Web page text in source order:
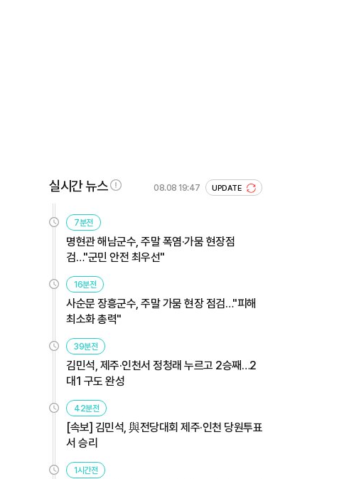
실시간 뉴스 08.08 19:47 UPDATE
7분전
명현관 해남군수, 주말 폭염·가뭄 현장점
검…"군민 안전 최우선"
16분전
사순문 장흥군수, 주말 가뭄 현장 점검…"피해
최소화 총력"
39분전
김민석, 제주·인천서 정청래 누르고 2승째…2
대1 구도 완성
42분전
[속보] 김민석, 與전당대회 제주·인천 당원투표
서 승리
1시간전